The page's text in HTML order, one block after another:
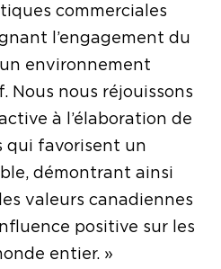
commerciales
l’engagement du
environnement
Nous nous réjouissons
à l’élaboration de
qui favorisent un
démontrant ainsi
valeurs canadiennes
positive sur les
entier. »